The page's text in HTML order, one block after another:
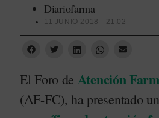
Diariofarma
11 JUNIO 2018 - 21:02
El Foro de Atención
(AF-FC), ha presentado